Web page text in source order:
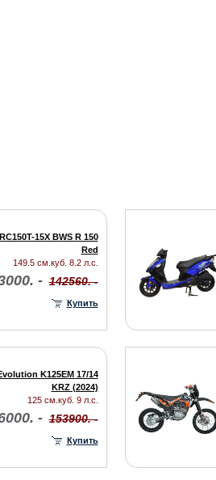
15X BWS R 150
Red
149.5 см.куб. 8.2 л.с.
- 142560. -
Купить
K125EM 17/14
KRZ (2024)
125 см.куб. 9 л.с.
- 153900. -
Купить